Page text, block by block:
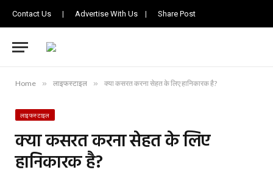
Contact Us | Advertise With Us | Share Post
Home » लाइफस्टाइल » क्या कसरत करना सेहत के लिए हानिकारक है?
लाइफस्टाइल
क्या कसरत करना सेहत के लिए
हानिकारक है?